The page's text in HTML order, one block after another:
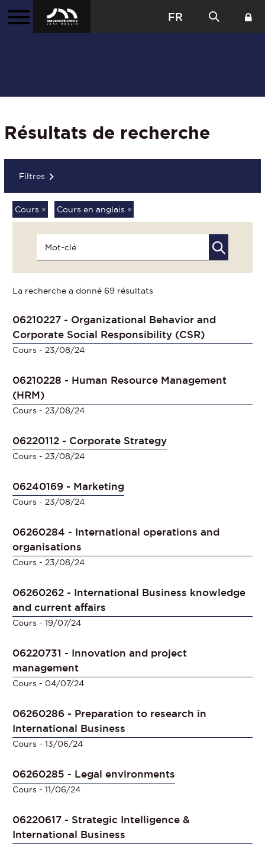
FR
Résultats de recherche
Filtres
Cours × Cours en anglais ×
La recherche a donné 69 résultats
06210227 - Organizational Behavior and
Corporate Social Responsibility (CSR)
Cours - 23/08/24
06210228 - Human Resource Management
(HRM)
Cours - 23/08/24
06220112 - Corporate Strategy
Cours - 23/08/24
06240169 - Marketing
Cours - 23/08/24
06260284 - International operations and
organisations
Cours - 23/08/24
06260262 - International Business knowledge
and current affairs
Cours - 19/07/24
06220731 - Innovation and project
management
Cours - 04/07/24
06260286 - Preparation to research in
International Business
Cours - 13/06/24
06260285 - Legal environments
Cours - 11/06/24
06220617 - Strategic Intelligence &
International Business